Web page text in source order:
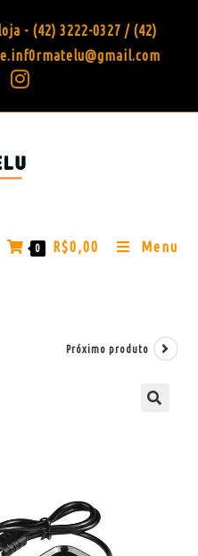
- (42) 3222-0327 / (42)
0 R$0,00 Menu
Próximo produto